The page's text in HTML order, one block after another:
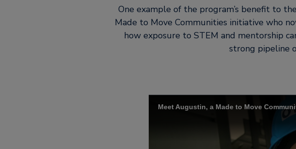
One example of the program’s benefit to
Made to Move Communities initiative who
how exposure to STEM and mentorship
strong pipeline